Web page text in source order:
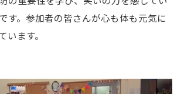
す。参加者の皆さんが心も体も元気に
います。